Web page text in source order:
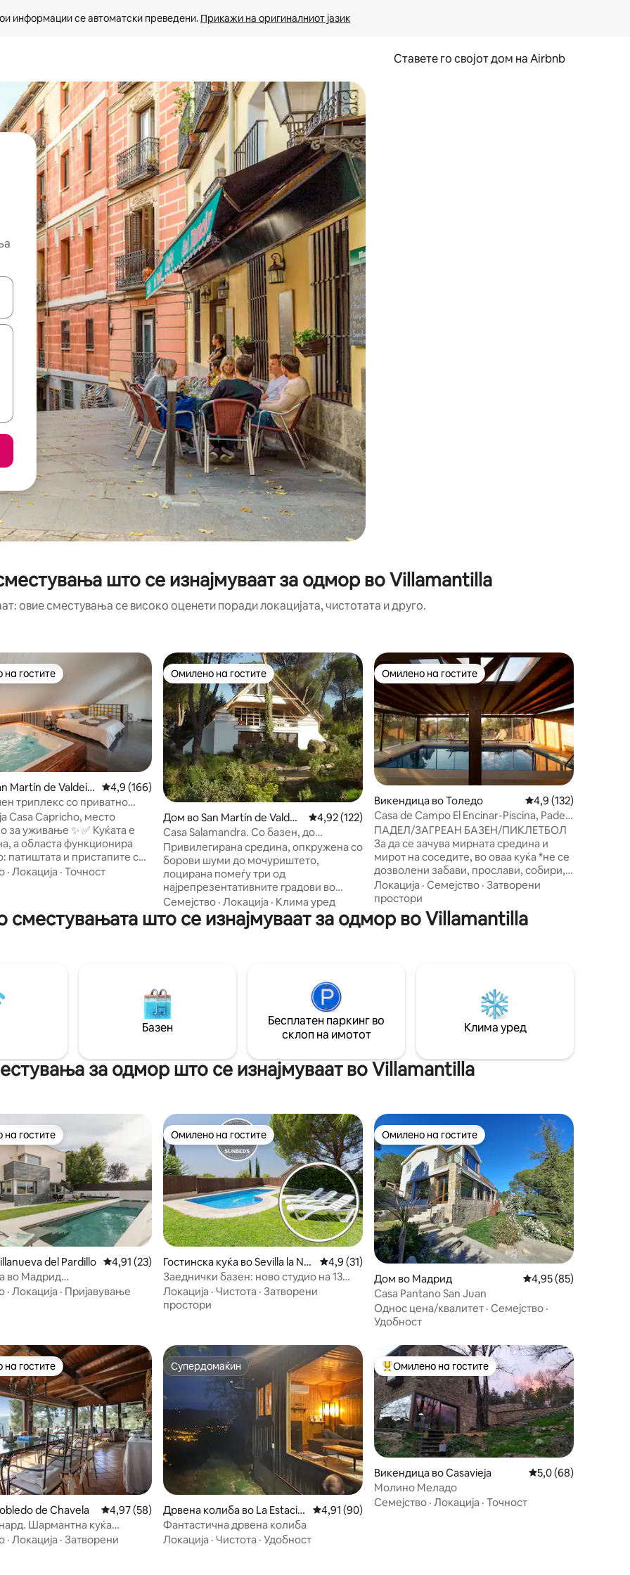
информации се автоматски преведени. Прикажи на оригиналниот јазик
Ставете го својот дом на Airbnb
со стрелки нагоре и надолу или истражувајте со допирање или со лизгање.
што се изнајмуваат за одмор во Villamantilla
овие сместувања се високо оценети поради локацијата, чистотата и друго.
5, 140 рецензии
гостите
гостите
Martín de Valdeigl Просечна оцена: 4,9 од 5, 166 рецензии
4,9 (166)
триплекс со приватно
Casa Capricho, место
✨ ✅ Куќата е
а областа функционира
патиштата и пристапите се
резервоарот и рестораните
музиката што се пушта низ
совршена атмосфера во
💫
· Локација · Точност
Омилено на гостите
Омилено на гостите
Дом во San Martín de Valdei
glesias
Просечна оцена: 4,92 од 5, 122 рецензии
4,92 (122)
Casa Salamandra. Со базен, до
мочуриштето
Привилегирана средина, опкружена со
борови шуми до мочуриштето,
лоцирана помеѓу три од
најрепрезентативните градови во
Шпанија: Толедо, Авила и Мадрид.
Многу интересна дизајнерска куќа во
облик на А, со многу светлина, во
Опремена тераса со скара. 7 км од Сан
Мартин де Валдејглесиас (каде што се
достапни се сите видови услуги).
Можност за водење на различни водни
активности.
Семејство · Локација · Клима уред
Омилено на гостите
Омилено на гостите
Викендица во Толедо Просечна оцена:
4,9 (132)
Casa de Campo El Encinar-Piscina, Padel,
BBQ
ПАДЕЛ/ЗАГРЕАН БАЗЕН/ПИКЛЕТБОЛ
За да се зачува мирната средина и
мирот на соседите, во оваа куќа *не се
дозволени забави, прослави, собири,
гласна музика, викање или какво било
однесување што предизвикува
непријатен шум, ниту во текот на
денот, ниту, особено, навечер.* Има
од земјена патека од 5,5 км, потребни
се од 10 до 20 минути
Локација · Семејство · Затворени
простори
сместувањата што се изнајмуваат за одмор во Villamantilla
Базен
Бесплатен паркинг во
склоп на имотот
Клима уред
за одмор што се изнајмуваат во Villamantilla
5, 16 рецензии
гостите
гостите
del Pardillo Просечна оцена: 4,91 од 5, 23 рецензии
4,91 (23)
во Мадрид
базен
· Локација · Пријавување
Омилено на гостите
Омилено на гостите
Гостинска куќа во Sevilla la Nu
eva
Просечна оцена: 4,9 од 5, 31 рецензии
4,9 (31)
Заеднички базен: ново студио на 13
минути од UEM со автомобил
Локација · Чистота · Затворени
простори
Омилено на гостите
Омилено на гостите
Дом во Мадрид Просечна оцена:
4,95 (85)
Casa Pantano San Juan
Однос цена/квалитет · Семејство ·
Удобност
5, 44 рецензии
гостите
гостите
de Chavela Просечна оцена: 4,97 од 5, 58 рецензии
4,97 (58)
Шармантна куќа
Чавела
· Локација · Затворени
Супердомаќин
Супердомаќин
Дрвена колиба во La Estació
n
Просечна оцена: 4,91 од 5, 90 рецензии
4,91 (90)
Фантастична дрвена колиба
Локација · Чистота · Удобност
Меѓу најуспешните „Омилени на гостите“
Омилено на гостите
Викендица во Casavieja Просечна оцена:
5,0 (68)
Молино Меладо
Семејство · Локација · Точност